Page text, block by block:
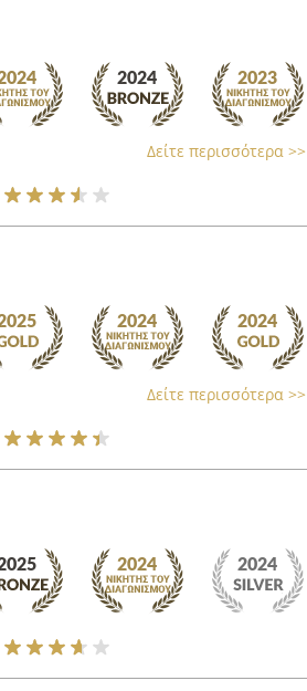
Δείτε περισσότερα >>
Δείτε περισσότερα >>